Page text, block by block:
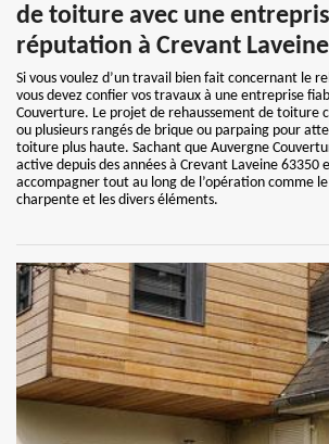
de toiture avec une
réputation à Crevant Laveine
Si vous voulez d’un travail bien fait concernant le
vous devez confier vos travaux à une entreprise
Couverture. Le projet de rehaussement de toiture
ou plusieurs rangés de brique ou parpaing pour
toiture plus haute. Sachant que Auvergne
active depuis des années à Crevant Laveine 63350
accompagner tout au long de l’opération comme
charpente et les divers éléments.